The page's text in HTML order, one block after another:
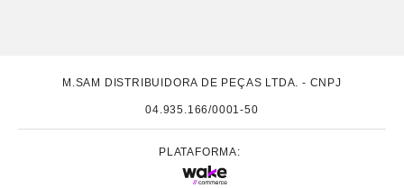
M.SAM DISTRIBUIDORA DE PEÇAS LTDA. - CNPJ
04.935.166/0001-50
PLATAFORMA: